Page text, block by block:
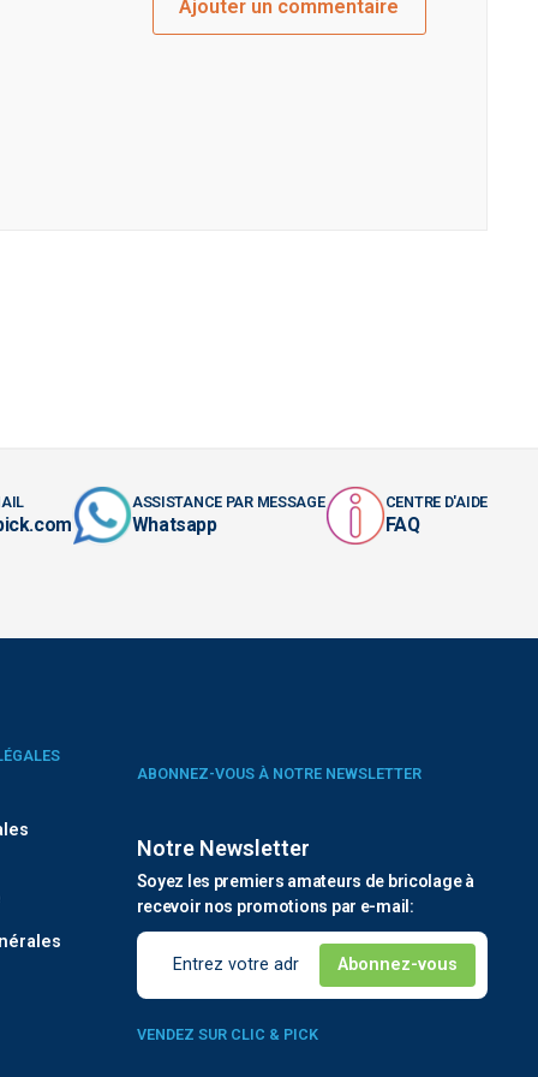
Ajouter un commentaire
ASSISTANCE PAR MESSAGE
Whatsapp
CENTRE D'AIDE
FAQ
ABONNEZ-VOUS À NOTRE NEWSLETTER
Notre Newsletter
Soyez les premiers amateurs de bricolage à
recevoir nos promotions par e-mail:
VENDEZ SUR CLIC & PICK